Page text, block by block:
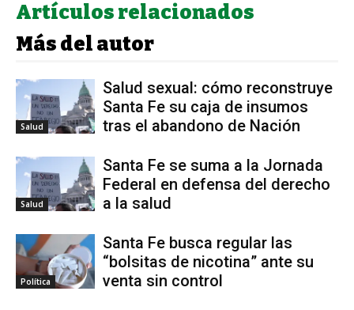
Artículos relacionados
Más del autor
Salud
Salud sexual: cómo reconstruye
Santa Fe su caja de insumos
tras el abandono de Nación
Salud
Santa Fe se suma a la Jornada
Federal en defensa del derecho
a la salud
Política
Santa Fe busca regular las
“bolsitas de nicotina” ante su
venta sin control